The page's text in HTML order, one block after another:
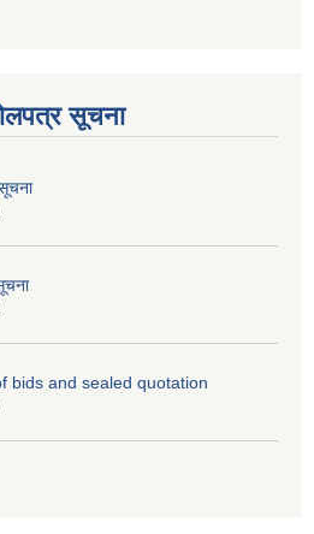
सूचना
bids and sealed quotation